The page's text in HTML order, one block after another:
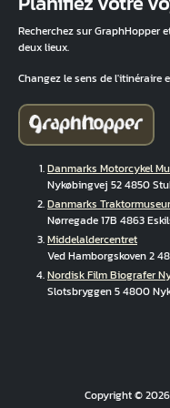
Recherchez sur GraphHopper
deux lieux.
Changez le sens de l'itinéraire
Danmarks Motorcykel
Nykøbingvej 52 4850
Danmarks
Nørregade 17B 4863
Middelaldercentret
Ved Hamborgskoven 2
Nordisk Film Biografer
Slotsbryggen 5 4800
Copyright ©